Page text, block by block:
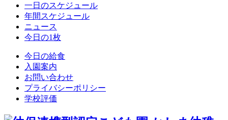
一日のスケジュール
年間スケジュール
ニュース
今日の1枚
今日の給食
入園案内
お問い合わせ
プライバシーポリシー
学校評価